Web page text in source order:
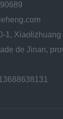
1,
de Jinan,